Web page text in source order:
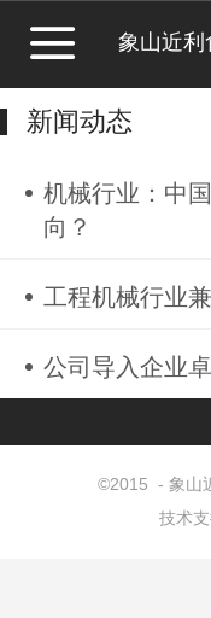
象山近利
新闻动态
机械行业：中
向？
工程机械行业
公司导入企业
©2015 - 象山
技术支